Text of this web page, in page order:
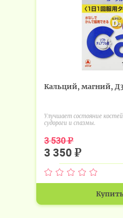
Кальций, магний,
Улучшает состояние
судороги и спазмы.
3 530₽
3 350 ₽